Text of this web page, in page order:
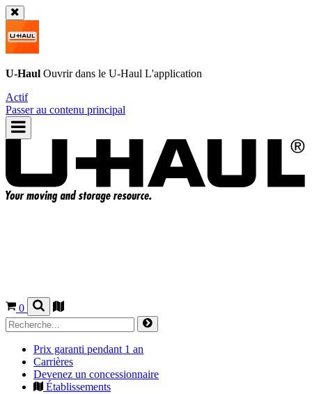
U-Haul Ouvrir dans le U-Haul L'application
Actif
Passer au contenu principal
0
Prix garanti pendant 1 an
Carrières
Devenez un concessionnaire
Établissements